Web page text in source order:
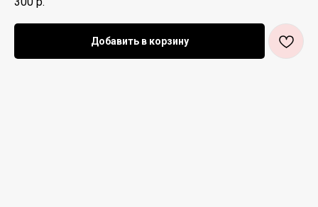
Добавить в корзину